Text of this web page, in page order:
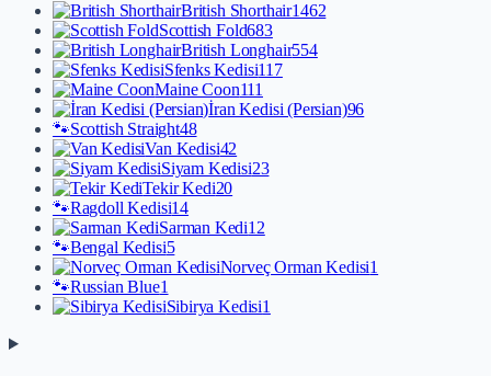
British Shorthair1462
Scottish Fold683
British Longhair554
Sfenks Kedisi117
Maine Coon111
İran Kedisi (Persian)96
🐾Scottish Straight48
Van Kedisi42
Siyam Kedisi23
Tekir Kedi20
🐾Ragdoll Kedisi14
Sarman Kedi12
🐾Bengal Kedisi5
Norveç Orman Kedisi1
🐾Russian Blue1
Sibirya Kedisi1